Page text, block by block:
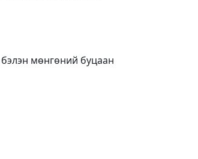
бэлэн мөнгөний буцаан